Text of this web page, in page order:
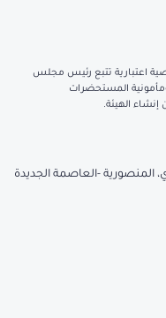
اعتبارية تتبع رئيس مجلس
ومأمونية المستحضرات
الهيئة.
المنصورية -العاصمة الجديدة